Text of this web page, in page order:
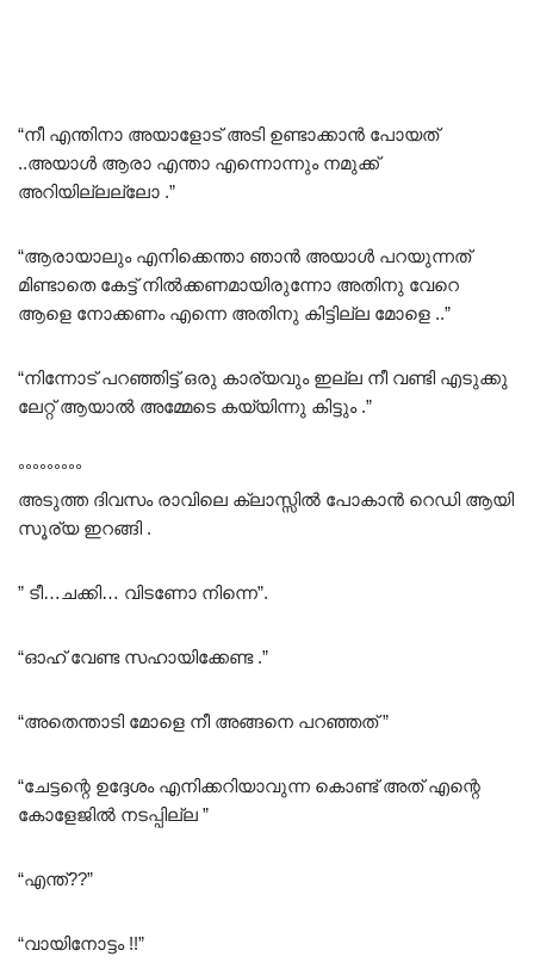
“നീ എന്തിനാ അയാളോട് അടി ഉണ്ടാക്കാൻ പോയത്
..അയാൾ ആരാ എന്താ എന്നൊന്നും നമുക്ക്
അറിയില്ലല്ലോ .”
“ആരായാലും എനിക്കെന്താ ഞാൻ അയാൾ പറയുന്നത്
മിണ്ടാതെ കേട്ട് നിൽക്കണമായിരുന്നോ അതിനു വേറെ
ആളെ നോക്കണം എന്നെ അതിനു കിട്ടില്ല മോളെ ..”
“നിന്നോട് പറഞ്ഞിട്ട് ഒരു കാര്യവും ഇല്ല നീ വണ്ടി എടുക്കു
ലേറ്റ് ആയാൽ അമ്മേടെ കയ്യിന്നു കിട്ടും .”
°°°°°°°°°
അടുത്ത ദിവസം രാവിലെ ക്ലാസ്സിൽ പോകാൻ റെഡി ആയി
സൂര്യ ഇറങ്ങി .
” ടീ…ചക്കി… വിടണോ നിന്നെ”.
“ഓഹ് വേണ്ട സഹായിക്കേണ്ട .”
“അതെന്താടി മോളെ നീ അങ്ങനെ പറഞ്ഞത് ”
“ചേട്ടന്റെ ഉദ്ദേശം എനിക്കറിയാവുന്ന കൊണ്ട് അത് എന്റെ
കോളേജിൽ നടപ്പില്ല ”
“എന്ത്??”
“വായിനോട്ടം !!”